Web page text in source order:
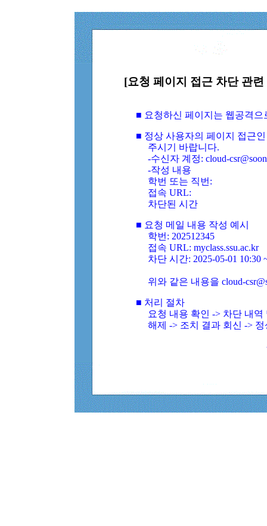
[요청 페이지 접근 차단 관
■ 요청하신 페이지는 웹공격
■ 정상 사용자의 페이지 접근
주시기 바랍니다.
-수신자 계정: cloud-
-작성 내용
학번 또는 직번:
접속 URL:
차단된 시간
■ 요청 메일 내용 작성 예시
학번: 202512345
접속 URL: myclass.ssu.ac.kr
차단 시간: 2025-05-01 10:30
위와 같은 내용을 cloud-
■ 처리 절차
요청 내용 확인 -> 차단 내
해제 -> 조치 결과 회신 ->